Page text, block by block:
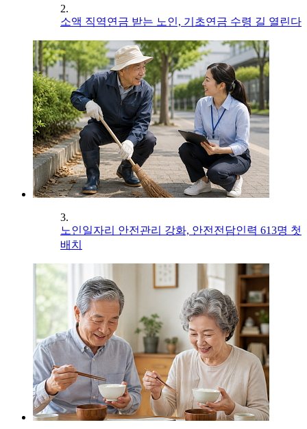
2.
소액 직역연금 받는 노인, 기초연금 수령 길 열린다
3.
노인일자리 안전관리 강화, 안전전담인력 613명 첫
배치